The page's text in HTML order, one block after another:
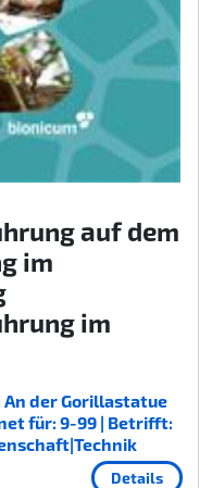
auf dem
im
im
der Gorillastatue
für: 9-99 | Betrifft:
Details